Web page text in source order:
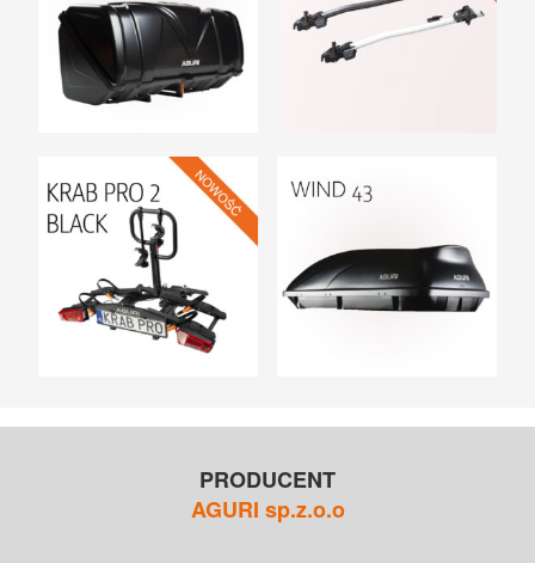
UCHWYTY ROWEROWE NA TYLNĄ KLAPĘ
BOXY NA HAK I AKCESORIA
PRODUCENT
AGURI sp.z.o.o